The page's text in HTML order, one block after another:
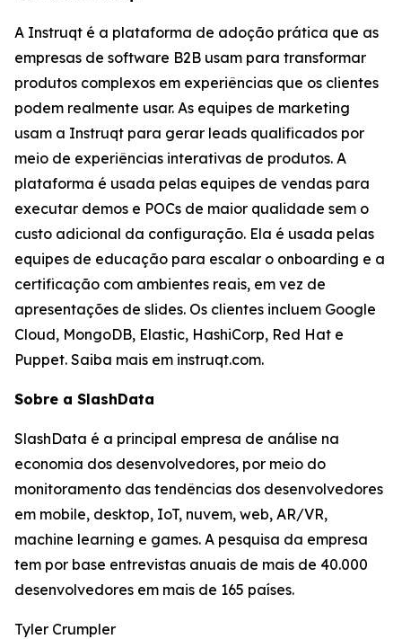
A Instruqt é a plataforma de adoção prática que as
empresas de software B2B usam para transformar
produtos complexos em experiências que os clientes
podem realmente usar. As equipes de marketing
usam a Instruqt para gerar leads qualificados por
meio de experiências interativas de produtos. A
plataforma é usada pelas equipes de vendas para
executar demos e POCs de maior qualidade sem o
custo adicional da configuração. Ela é usada pelas
equipes de educação para escalar o onboarding e a
certificação com ambientes reais, em vez de
apresentações de slides. Os clientes incluem Google
Cloud, MongoDB, Elastic, HashiCorp, Red Hat e
Puppet. Saiba mais em instruqt.com.
Sobre a SlashData
SlashData é a principal empresa de análise na
economia dos desenvolvedores, por meio do
monitoramento das tendências dos desenvolvedores
em mobile, desktop, IoT, nuvem, web, AR/VR,
machine learning e games. A pesquisa da empresa
tem por base entrevistas anuais de mais de 40.000
desenvolvedores em mais de 165 países.
Tyler Crumpler